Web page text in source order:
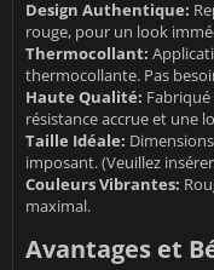
Design Authentique:
rouge, pour un look
Thermocollant:
thermocollante. Pas
Haute Qualité:
résistance accrue et une
Taille Idéale:
imposant. (Veuillez
Couleurs Vibrantes:
maximal.
Avantages et